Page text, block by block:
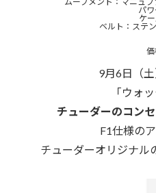
パ
ケ
ベルト：ステ
9月6日（
「ウォ
チューダーのコン
F1仕様の
チューダーオリジナル